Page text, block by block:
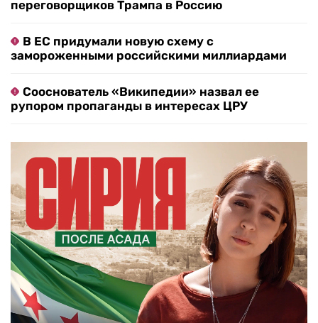
переговорщиков Трампа в Россию
В ЕС придумали новую схему с
замороженными российскими миллиардами
Сооснователь «Википедии» назвал ее
рупором пропаганды в интересах ЦРУ